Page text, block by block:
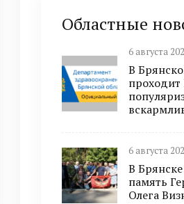
Областные
6 августа
В
проходит
6 августа
В
память
Олега